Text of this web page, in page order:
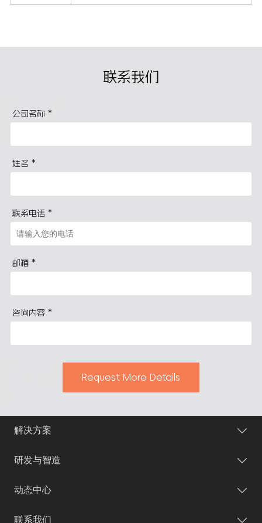
联系我们
公司名称 *
姓名 *
联系电话 *
邮箱 *
咨询内容 *
Request More Details
解决方案
研发与智造
动态中心
联系我们